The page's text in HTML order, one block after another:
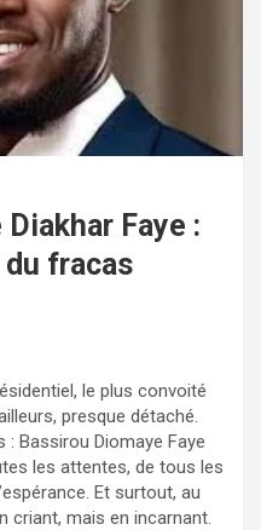
Faye :
fracas
le plus convoité
presque détaché.
: Bassirou Diomaye Faye
les attentes, de tous les
Et surtout, au
criant, mais en incarnant.